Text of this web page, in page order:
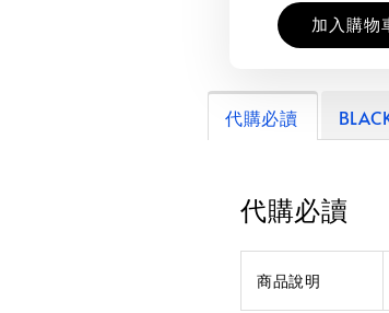
加入購物
代購必讀
代購必讀
商品說明